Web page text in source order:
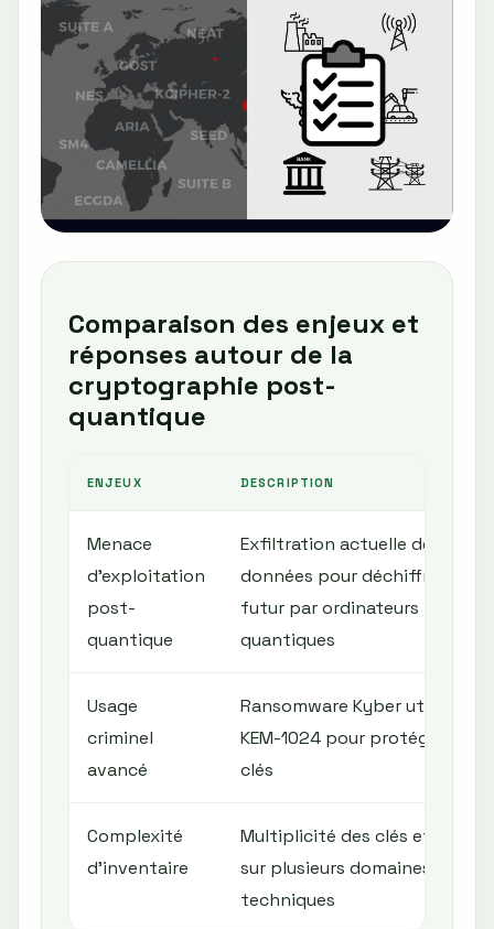
Comparaison des enjeux et
réponses autour de la
cryptographie post-
quantique
ENJEUX DESCRIPTION
Menace
d'exploitation
post-
quantique
Exfiltration actuelle de
données pour déchiffrement
futur par ordinateurs
quantiques
Usage
criminel
avancé
Ransomware Kyber utilise ML-
KEM-1024 pour protéger ses
clés
Complexité
d'inventaire
Multiplicité des clés et usages
sur plusieurs domaines
techniques